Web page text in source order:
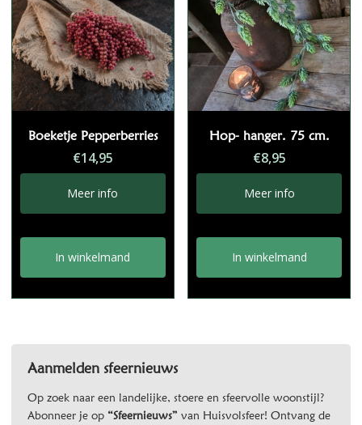
Boeketje Pepperberries
€14,95
Meer info
In winkelmand
Hop- hanger. 75 cm.
€8,95
Meer info
In winkelmand
Aanmelden sfeernieuws
Op zoek naar een landelijke, stoere en sfeervolle woonstijl?
Abonneer je op “Sfeernieuws” van Huisvolsfeer! Ontvang de